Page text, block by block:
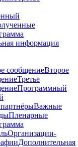
информация
сообщениеВторое
Третье
Программный
Важные
Пленарные
Организации-
Дополнительная